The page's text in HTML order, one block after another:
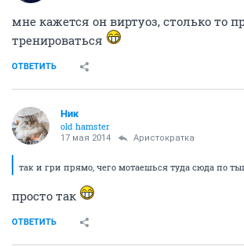
мне кажется он виртуоз, столько то
тренироваться
ОТВЕТИТЬ
Ник
old hamster
17 мая 2014 Аристократка
так и гри прямо, чего мотаешься туда сюда по
просто так
ОТВЕТИТЬ